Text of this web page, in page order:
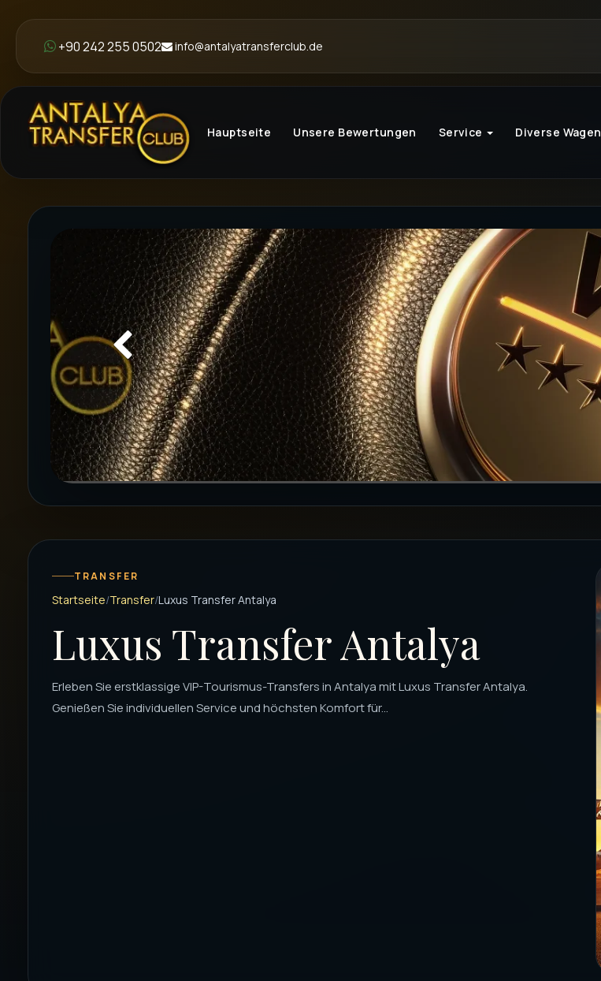
+90 242 255 0502 info@antalyatransferclub.de
Hauptseite Unsere Bewertungen Service Diverse Wagen
TRANSFER
Startseite Transfer Luxus Transfer Antalya
Luxus Transfer Antalya
Erleben Sie erstklassige VIP-Tourismus-Transfers in Antalya mit Luxus Transfer Antalya.
Genießen Sie individuellen Service und höchsten Komfort für...